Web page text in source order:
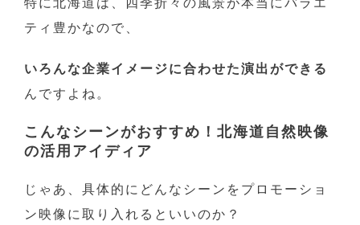
ティ豊かなので、
いろんな企業イメージに合わせた演出ができる
んですよね。
こんなシーンがおすすめ！北海道自然映像
の活用アイディア
じゃあ、具体的にどんなシーンをプロモーショ
ン映像に取り入れるといいのか？